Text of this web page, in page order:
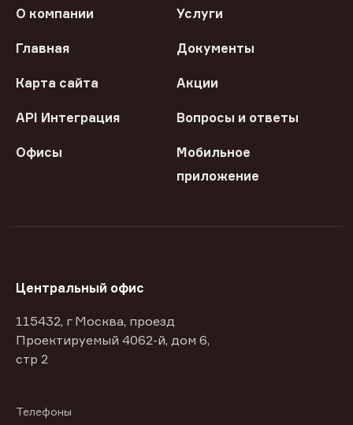
О компании Услуги
Главная Документы
Карта сайта Акции
API Интеграция Вопросы и ответы
Офисы
Мобильное
приложение
Центральный офис
115432, г Москва, проезд
Проектируемый 4062-й, дом 6,
стр 2
Телефоны